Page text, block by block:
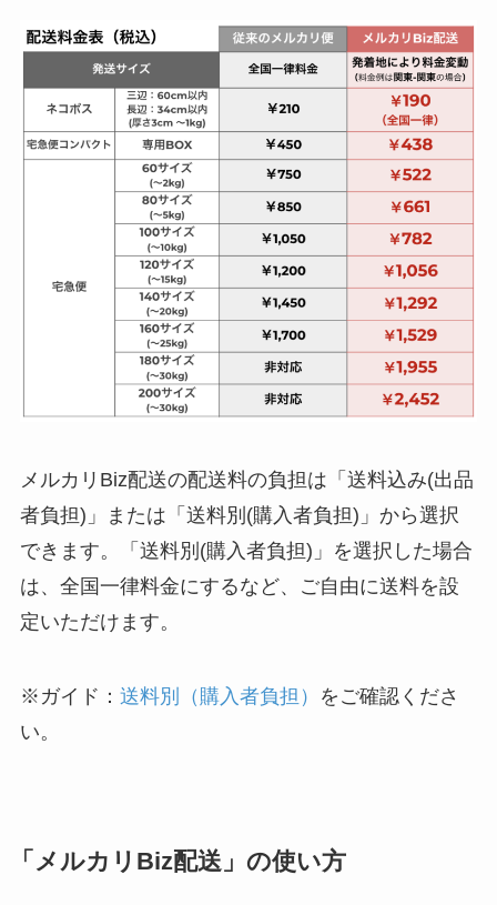
メルカリBiz配送の配送料の負担は「送料込み(出品
者負担)」または「送料別(購入者負担)」から選択
できます。「送料別(購入者負担)」を選択した場合
は、全国一律料金にするなど、ご自由に送料を設
定いただけます。
※ガイド： 送料別（購入者負担）
をご確認くださ
い。
「メルカリBiz配送」の使い方